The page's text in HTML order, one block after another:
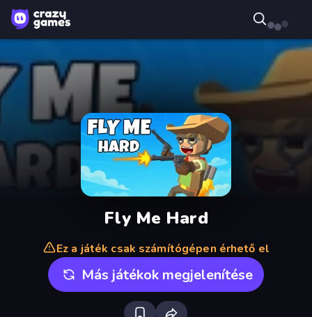
Fly Me Hard
Ez a játék csak számítógépen érhető el
Más játékok megjelenítése